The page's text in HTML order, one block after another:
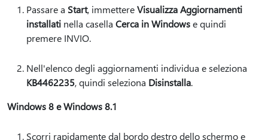
Passare a Start, immettereVisualizza Aggiornamenti
installati nella casella Cerca in Windowse quindi
premere INVIO.
Nell'elenco degli aggiornamenti individua e seleziona
KB4462235, quindi seleziona Disinstalla.
Windows 8 e Windows 8.1
Scorri rapidamente dal bordo destro dello schermo e